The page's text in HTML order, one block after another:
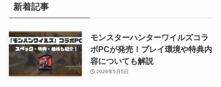
新着記事
モンスターハンターワイルズコラ
ボPCが発売！プレイ環境や特典内
容についても解説
2026年5月5日